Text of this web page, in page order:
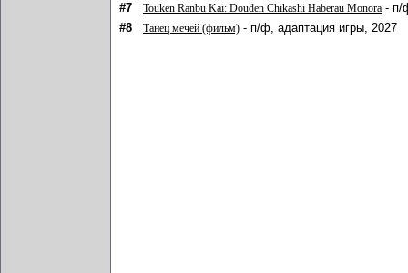
#7
Touken Ranbu Kai: Douden Chikashi Haberau Monora - п/
#8
Танец мечей (фильм) - п/ф, адаптация игры, 2027